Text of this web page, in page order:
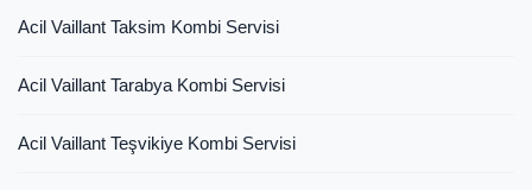
Acil Vaillant Taksim Kombi Servisi
Acil Vaillant Tarabya Kombi Servisi
Acil Vaillant Teşvikiye Kombi Servisi